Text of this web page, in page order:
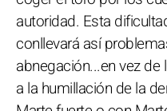
autoridad. Esta
conllevará así
abnegación...en vez
a la humillación de la